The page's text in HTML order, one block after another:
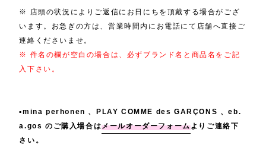
※ 店頭の状況によりご返信にお日にちを頂戴する場合がござ
います。お急ぎの方は、営業時間内にお電話にて店舗へ直接ご
連絡くださいませ。
※ 件名の欄が空白の場合は、必ずブランド名と商品名をご記
入下さい。
▪️mina perhonen 、PLAY COMME des GARÇONS 、eb.
a.gos のご購入場合はメールオーダーフォームよりご連絡下
さい。